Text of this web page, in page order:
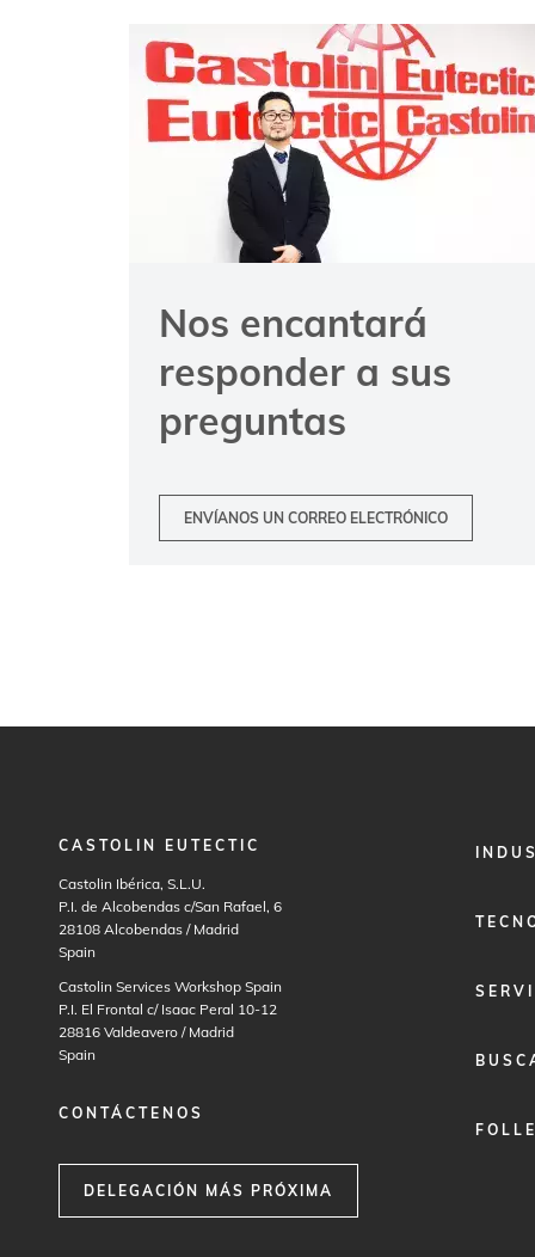
Nos encantará
responder a sus
preguntas
ENVÍANOS UN CORREO ELECTRÓNICO
CASTOLIN EUTECTIC
Castolin Ibérica, S.L.U.
P.I. de Alcobendas c/San Rafael, 6
28108 Alcobendas / Madrid
Spain
Castolin Services Workshop Spain
P.I. El Frontal c/ Isaac Peral 10-12
28816 Valdeavero / Madrid
Spain
CONTÁCTENOS
DELEGACIÓN MÁS PRÓXIMA
FOOTER